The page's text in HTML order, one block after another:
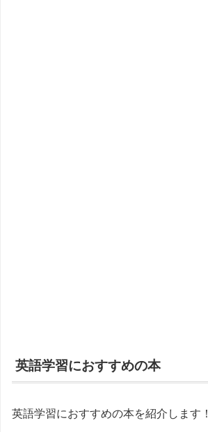
英語学習におすすめの本
英語学習におすすめの本を紹介します！